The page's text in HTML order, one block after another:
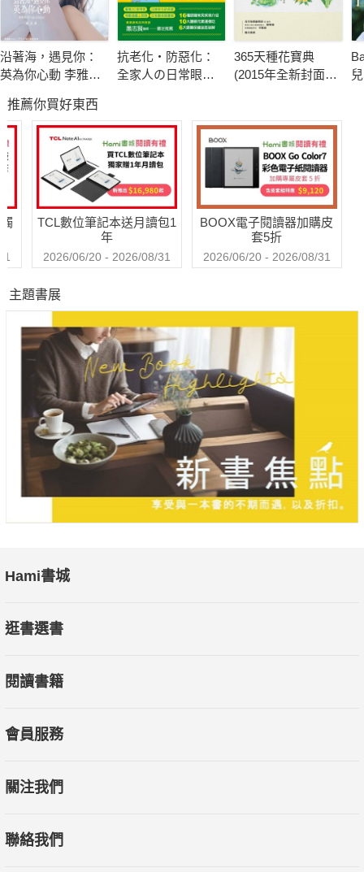
沿著海，遇見你：
英為你心動 李雅英
影系列 數位版
抗老化‧防惡化：
全家人の日常眼睛
365天種花寶典
(2015年全新封面暢
推薦你買好東西
TCL數位筆記本送月讀包1
年
2026/06/20 - 2026/08/31
BOOX電子閱讀器加購皮
套5折
2026/06/20 - 2026/08/31
主題書展
Hami書城
逛書選書
閱讀書籍
會員服務
關注我們
聯絡我們